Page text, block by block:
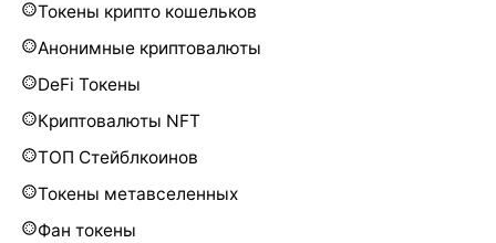
Токены крипто кошельков
Анонимные криптовалюты
DeFi Токены
Криптовалюты NFT
ТОП Стейблкоинов
Токены метавселенных
Фан токены